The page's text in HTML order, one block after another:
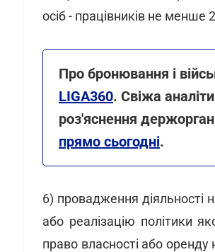
осіб - працівників не менше
Про бронювання і
LIGA360. Свіжа
роз'яснення
прямо сьогодні.
6) провадження діяльності
або реалізацію політики
право власності або